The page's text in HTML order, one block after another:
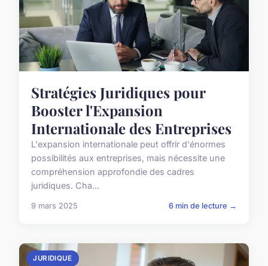
Stratégies Juridiques pour
Booster l'Expansion
Internationale des Entreprises
L'expansion internationale peut offrir d'énormes
possibilités aux entreprises, mais nécessite une
compréhension approfondie des cadres
juridiques. Cha...
9 mars 2025 6 min de lecture →
JURIDIQUE